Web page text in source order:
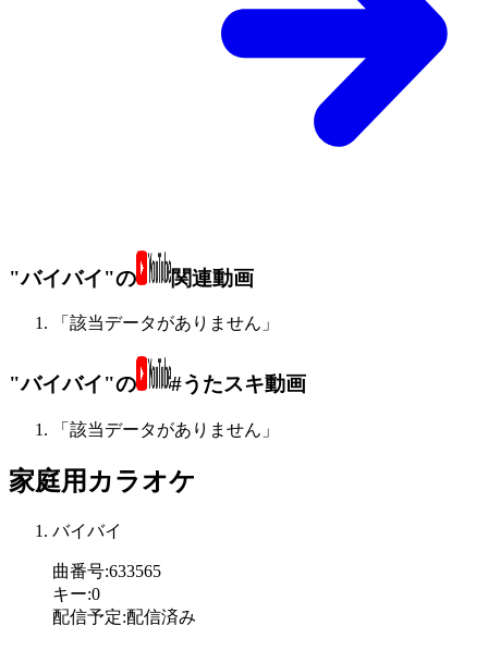
"バイバイ"の 関連動画
「該当データがありません」
"バイバイ"の #うたスキ動画
「該当データがありません」
家庭用カラオケ
バイバイ
曲番号:633565
キー:0
配信予定:配信済み